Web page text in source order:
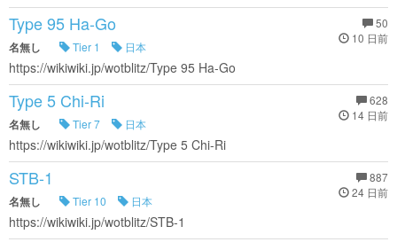
50
10 日前
Type 95 Ha-Go
名無し Tier 1 日本
https://wikiwiki.jp/wotblitz/Type 95 Ha-Go
628
14 日前
Type 5 Chi-Ri
名無し Tier 7 日本
https://wikiwiki.jp/wotblitz/Type 5 Chi-Ri
887
24 日前
STB-1
名無し Tier 10 日本
https://wikiwiki.jp/wotblitz/STB-1